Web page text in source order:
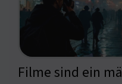
Filme sind ein